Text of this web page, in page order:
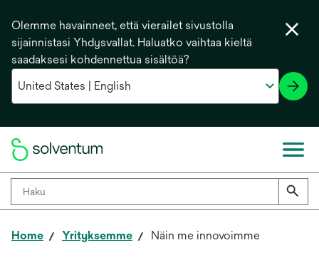
Olemme havainneet, että vierailet sivustolla
sijainnistasi Yhdysvallat. Haluatko vaihtaa kieltä
saadaksesi kohdennettua sisältöä?
Home Yrityksemme Näin me innovoimme